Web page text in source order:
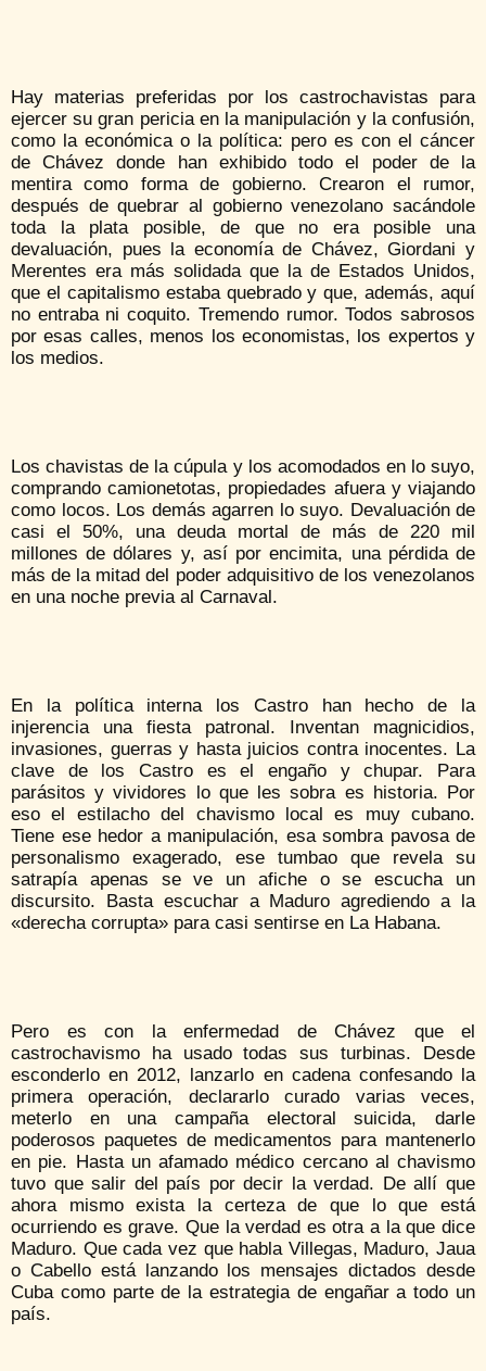
Hay materias preferidas por los castrochavistas para
ejercer su gran pericia en la manipulación y la confusión,
como la económica o la política: pero es con el cáncer
de Chávez donde han exhibido todo el poder de la
mentira como forma de gobierno. Crearon el rumor,
después de quebrar al gobierno venezolano sacándole
toda la plata posible, de que no era posible una
devaluación, pues la economía de Chávez, Giordani y
Merentes era más solidada que la de Estados Unidos,
que el capitalismo estaba quebrado y que, además, aquí
no entraba ni coquito. Tremendo rumor. Todos sabrosos
por esas calles, menos los economistas, los expertos y
los medios.
Los chavistas de la cúpula y los acomodados en lo suyo,
comprando camionetotas, propiedades afuera y viajando
como locos. Los demás agarren lo suyo. Devaluación de
casi el 50%, una deuda mortal de más de 220 mil
millones de dólares y, así por encimita, una pérdida de
más de la mitad del poder adquisitivo de los venezolanos
en una noche previa al Carnaval.
En la política interna los Castro han hecho de la
injerencia una fiesta patronal. Inventan magnicidios,
invasiones, guerras y hasta juicios contra inocentes. La
clave de los Castro es el engaño y chupar. Para
parásitos y vividores lo que les sobra es historia. Por
eso el estilacho del chavismo local es muy cubano.
Tiene ese hedor a manipulación, esa sombra pavosa de
personalismo exagerado, ese tumbao que revela su
satrapía apenas se ve un afiche o se escucha un
discursito. Basta escuchar a Maduro agrediendo a la
«derecha corrupta» para casi sentirse en La Habana.
Pero es con la enfermedad de Chávez que el
castrochavismo ha usado todas sus turbinas. Desde
esconderlo en 2012, lanzarlo en cadena confesando la
primera operación, declararlo curado varias veces,
meterlo en una campaña electoral suicida, darle
poderosos paquetes de medicamentos para mantenerlo
en pie. Hasta un afamado médico cercano al chavismo
tuvo que salir del país por decir la verdad. De allí que
ahora mismo exista la certeza de que lo que está
ocurriendo es grave. Que la verdad es otra a la que dice
Maduro. Que cada vez que habla Villegas, Maduro, Jaua
o Cabello está lanzando los mensajes dictados desde
Cuba como parte de la estrategia de engañar a todo un
país.